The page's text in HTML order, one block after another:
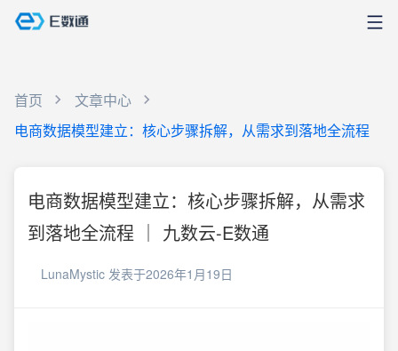
首页
文章中心
电商数据模型建立：核心步骤拆解，从需求到落地全流程
电商数据模型建立：核心步骤拆解，从需求
到落地全流程 ｜ 九数云-E数通
LunaMystic 发表于2026年1月19日